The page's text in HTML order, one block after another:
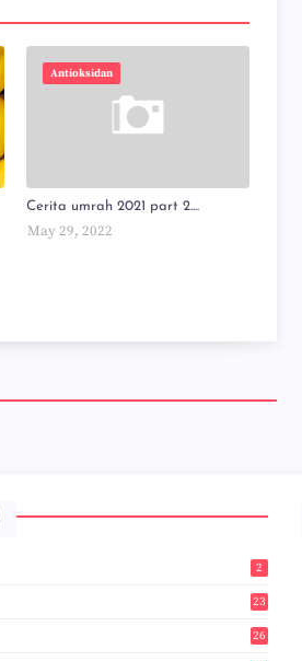
Antioksidan
Cerita umrah 2021 part 2....
May 29, 2022
2
23
26